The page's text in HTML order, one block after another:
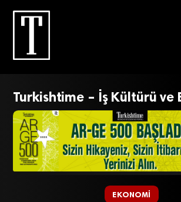
Turkishtime – İş Kültürü ve
EKONOMI